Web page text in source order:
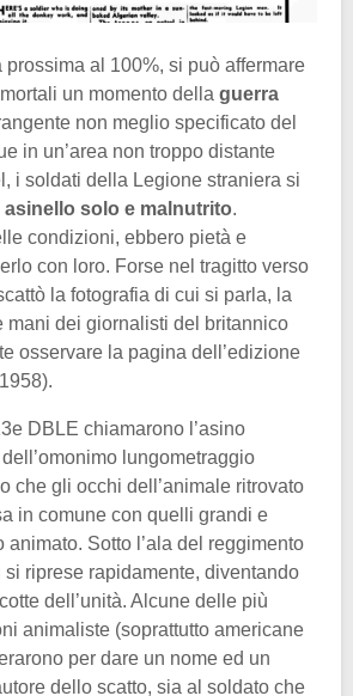
prossima al 100%, si può affermare
un momento della guerra
non meglio specificato del
in un’area non troppo distante
i soldati della Legione straniera si
asinello solo e malnutrito.
condizioni, ebbero pietà e
con loro. Forse nel tragitto verso
la fotografia di cui si parla, la
mani dei giornalisti del britannico
osservare la pagina dell’edizione
DBLE chiamarono l’asino
dell’omonimo lungometraggio
che gli occhi dell’animale ritrovato
in comune con quelli grandi e
animato. Sotto l’ala del reggimento
riprese rapidamente, diventando
dell’unità. Alcune delle più
animaliste (soprattutto americane
per dare un nome ed un
dello scatto, sia al soldato che